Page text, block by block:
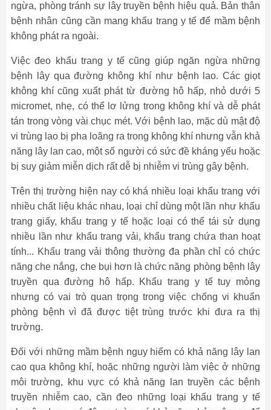
ngừa, phòng tránh sự lây truyền bệnh hiệu quả. Bản thân
bệnh nhân cũng cần mang khẩu trang y tế để mầm bệnh
không phát ra ngoài.
Việc đeo khẩu trang y tế cũng giúp ngăn ngừa những
bệnh lây qua đường không khí như bệnh lao. Các giọt
không khí cũng xuất phát từ đường hô hấp, nhỏ dưới 5
micromet, nhẹ, có thể lơ lửng trong không khí và dễ phát
tán trong vòng vài chục mét. Với bệnh lao, mặc dù mật độ
vi trùng lao bị pha loãng ra trong không khí nhưng vẫn khả
năng lây lan cao, một số người có sức đề kháng yếu hoặc
bị suy giảm miễn dịch rất dễ bị nhiễm vi trùng gây bệnh.
Trên thị trường hiện nay có khá nhiều loại khẩu trang với
nhiều chất liệu khác nhau, loại chỉ dùng một lần như khẩu
trang giấy, khẩu trang y tế hoặc loại có thể tái sử dụng
nhiều lần như khẩu trang vải, khẩu trang chứa than hoạt
tính... Khẩu trang vải thông thường đa phần chỉ có chức
năng che nắng, che bụi hơn là chức năng phòng bệnh lây
truyền qua đường hô hấp. Khẩu trang y tế tuy mỏng
nhưng có vai trò quan trọng trong việc chống vi khuẩn
phòng bệnh vì đã được tiệt trùng trước khi đưa ra thị
trường.
Đối với những mầm bệnh nguy hiểm có khả năng lây lan
cao qua không khí, hoặc những người làm việc ở những
môi trường, khu vực có khả năng lan truyền các bệnh
truyền nhiễm cao, cần đeo những loại khẩu trang y tế